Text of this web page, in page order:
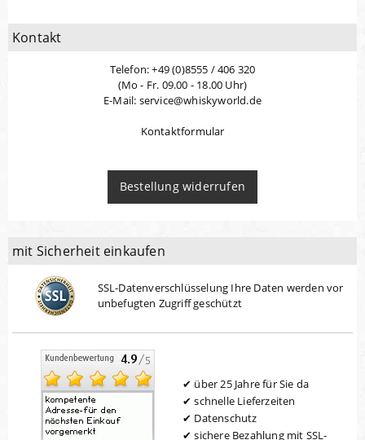
Kontakt
Telefon: +49 (0)8555 / 406 320
(Mo - Fr. 09.00 - 18.00 Uhr)
E-Mail: service@whiskyworld.de
Kontaktformular
Bestellung widerrufen
mit Sicherheit einkaufen
SSL-Datenverschlüsselung Ihre Daten werden vor
unbefugten Zugriff geschützt
über 25 Jahre für Sie da
schnelle Lieferzeiten
Datenschutz
sichere Bezahlung mit SSL-